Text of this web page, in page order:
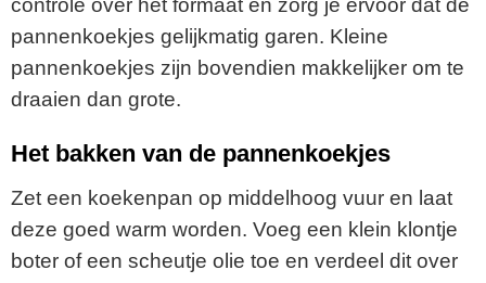
pannenkoekjes gelijkmatig garen. Kleine
pannenkoekjes zijn bovendien makkelijker om te
draaien dan grote.
Het bakken van de pannenkoekjes
Zet een koekenpan op middelhoog vuur en laat
deze goed warm worden. Voeg een klein klontje
boter of een scheutje olie toe en verdeel dit over